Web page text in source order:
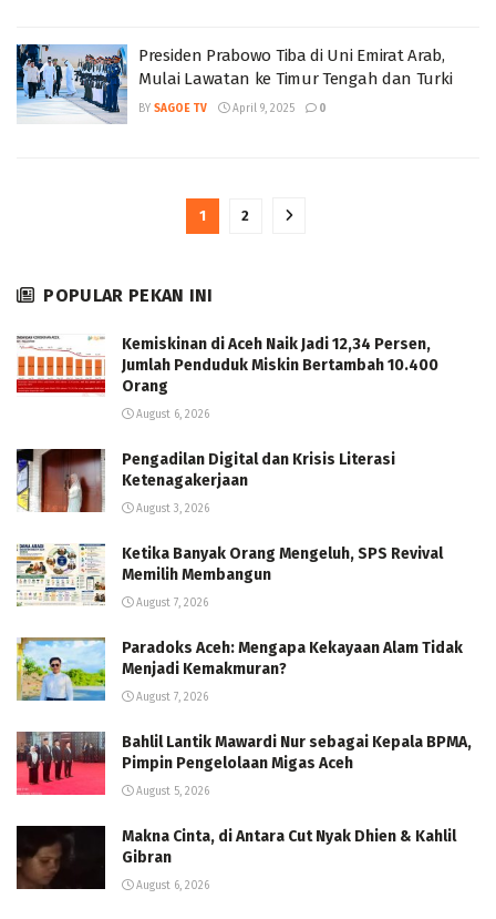
Presiden Prabowo Tiba di Uni Emirat Arab,
Mulai Lawatan ke Timur Tengah dan Turki
BY SAGOE TV April 9, 2025 0
1 2
POPULAR PEKAN INI
Kemiskinan di Aceh Naik Jadi 12,34 Persen,
Jumlah Penduduk Miskin Bertambah 10.400
Orang
August 6, 2026
Pengadilan Digital dan Krisis Literasi
Ketenagakerjaan
August 3, 2026
Ketika Banyak Orang Mengeluh, SPS Revival
Memilih Membangun
August 7, 2026
Paradoks Aceh: Mengapa Kekayaan Alam Tidak
Menjadi Kemakmuran?
August 7, 2026
Bahlil Lantik Mawardi Nur sebagai Kepala BPMA,
Pimpin Pengelolaan Migas Aceh
August 5, 2026
Makna Cinta, di Antara Cut Nyak Dhien & Kahlil
Gibran
August 6, 2026